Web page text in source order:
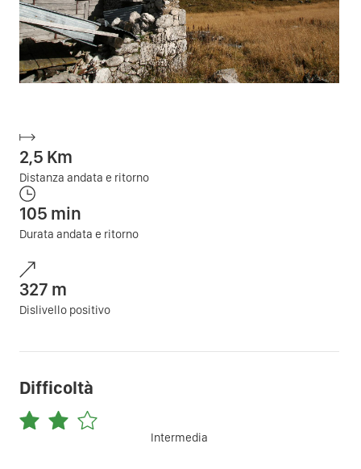
2,5 Km
Distanza andata e ritorno
105 min
Durata andata e ritorno
327 m
Dislivello positivo
Difficoltà
Intermedia